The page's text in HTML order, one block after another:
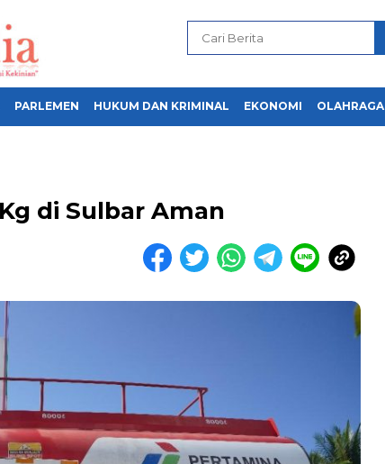
PARLEMEN HUKUM DAN KRIMINAL EKONOMI OLAHRAGA
di Sulbar Aman